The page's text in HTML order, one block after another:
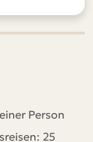
Person
25